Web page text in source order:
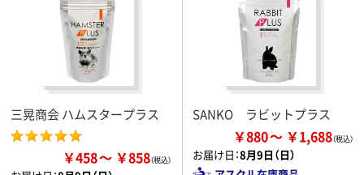
三晃商会 ハムスタープラス
￥458 ￥858
SANKO ラビットプラス
￥880 ￥1,688
お届け日：8月9日（日）